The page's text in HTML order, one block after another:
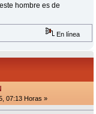
hombre es de
En línea
07:13 Horas »